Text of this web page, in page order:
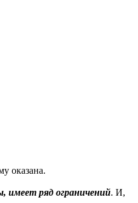
оказана.
имеет ряд ограничений. И,